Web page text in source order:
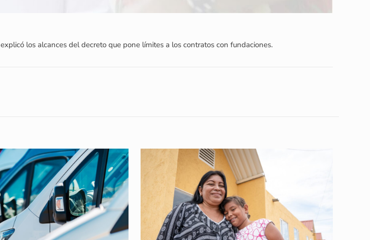
explicó los alcances del decreto que pone límites a los contratos con fundaciones.